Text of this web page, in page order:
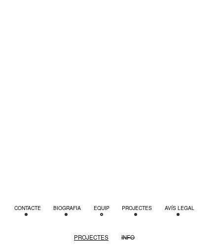
PROJECTES INFO
CONTACTE BIOGRAFIA EQUIP PROJECTES AVÍS LEGAL